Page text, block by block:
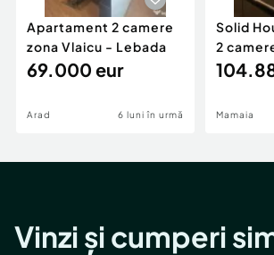
Apartament 2 camere
zona Vlaicu - Lebada
69.000 eur
Arad 6 luni în urmă
Solid
2
Mamaia
Vinzi și cumperi